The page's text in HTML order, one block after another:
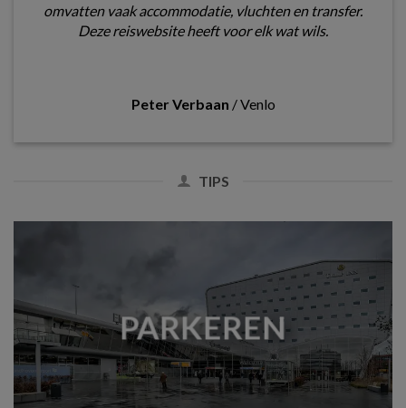
omvatten vaak accommodatie, vluchten en transfer.
Deze reiswebsite heeft voor elk wat wils.
Peter Verbaan /Venlo
TIPS
PARKEREN